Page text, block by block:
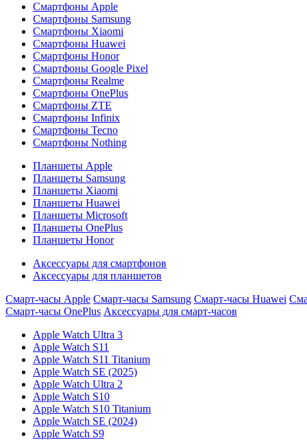
Смартфоны Apple
Смартфоны Samsung
Смартфоны Xiaomi
Смартфоны Huawei
Смартфоны Honor
Смартфоны Google Pixel
Смартфоны Realme
Смартфоны OnePlus
Смартфоны ZTE
Смартфоны Infinix
Смартфоны Tecno
Смартфоны Nothing
Планшеты Apple
Планшеты Samsung
Планшеты Xiaomi
Планшеты Huawei
Планшеты Microsoft
Планшеты OnePlus
Планшеты Honor
Аксессуары для смартфонов
Аксессуары для планшетов
Смарт-часы Apple Смарт-часы Samsung Смарт-часы Huawei
Смарт-часы OnePlus Аксессуары для смарт-часов
Apple Watch Ultra 3
Apple Watch S11
Apple Watch S11 Titanium
Apple Watch SE (2025)
Apple Watch Ultra 2
Apple Watch S10
Apple Watch S10 Titanium
Apple Watch SE (2024)
Apple Watch S9